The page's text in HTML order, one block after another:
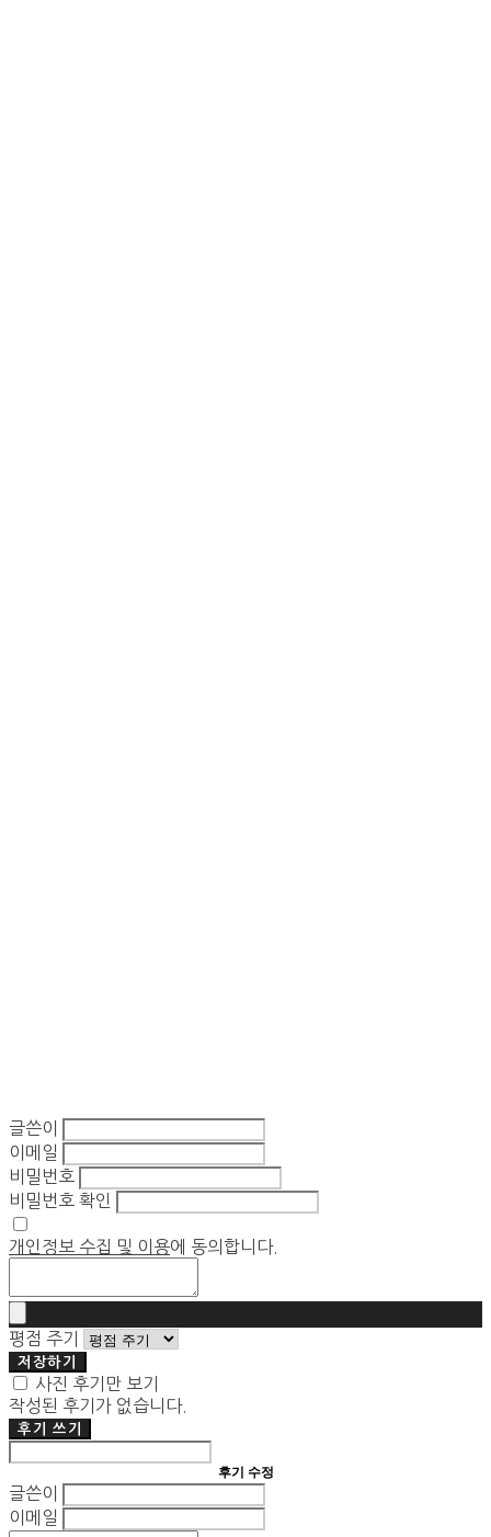
글쓴이
이메일
비밀번호
비밀번호 확인
개인정보 수집 및 이용에 동의합니다.
평점 주기
저장하기
사진 후기만 보기
작성된 후기가 없습니다.
후기 쓰기
후기 수정
글쓴이
이메일